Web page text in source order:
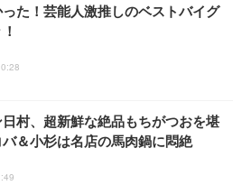
た！芸能人激推しのベストバイグ
村、超新鮮な絶品もちがつおを堪
＆小杉は名店の馬肉鍋に悶絶